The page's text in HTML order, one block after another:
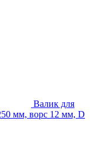
Валик для
мм, ворс 12 мм, D